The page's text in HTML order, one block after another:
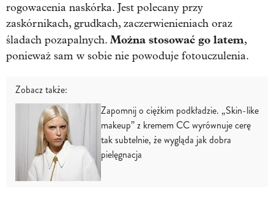
rogowacenia naskórka. Jest polecany przy
zaskórnikach, grudkach, zaczerwienieniach oraz
śladach pozapalnych. Można stosować go latem,
ponieważ sam w sobie nie powoduje fotouczulenia.
Zobacz także:
Zapomnij o ciężkim podkładzie. „Skin-like
makeup” z kremem CC wyrównuje cerę
tak subtelnie, że wygląda jak dobra
pielęgnacja